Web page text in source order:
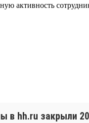
активность
hh.ru закрыли